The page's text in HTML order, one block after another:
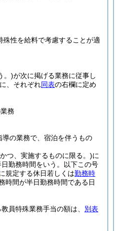
性を給料で考慮することが適
。)が次に掲げる業務に従事し
、それぞれ同表の右欄に定め
務
の業務で、宿泊を伴うもの
つ、実施するものに限る。)に
勤務時間をいう。以下この号
規定する休日若しくは勤務時
時間が半日勤務時間である日
員特殊業務手当の額は、 別表